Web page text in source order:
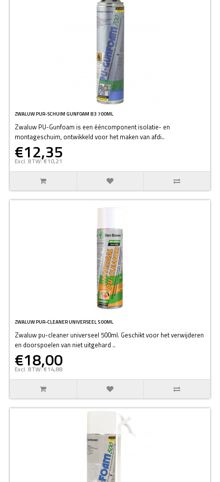
ZWALUW PUR-SCHUIM GUNFOAM B3 700ML
Zwaluw PU-Gunfoam is een ééncomponent isolatie- en
montageschuim, ontwikkeld voor het maken van afdi..
€12,35
Excl. BTW: €10,21
ZWALUW PUR-CLEANER UNIVERSEEL 500ML
Zwaluw pu-cleaner universeel 500ml. Geschikt voor het verwijderen
en doorspoelen van niet uitgehard ..
€18,00
Excl. BTW: €14,88